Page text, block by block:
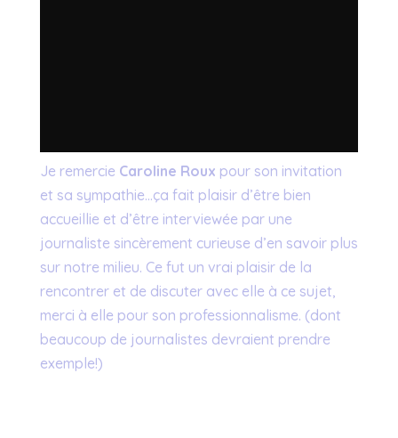
Je remercie Caroline Roux pour son invitation
et sa sympathie…ça fait plaisir d’être bien
accueillie et d’être interviewée par une
journaliste sincèrement curieuse d’en savoir plus
sur notre milieu. Ce fut un vrai plaisir de la
rencontrer et de discuter avec elle à ce sujet,
merci à elle pour son professionnalisme. (dont
beaucoup de journalistes devraient prendre
exemple!)